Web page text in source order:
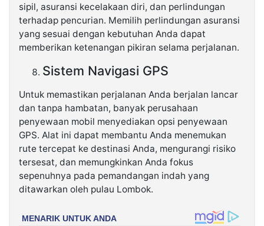
sipil, asuransi kecelakaan diri, dan perlindungan
terhadap pencurian. Memilih perlindungan asuransi
yang sesuai dengan kebutuhan Anda dapat
memberikan ketenangan pikiran selama perjalanan.
Sistem Navigasi GPS
Untuk memastikan perjalanan Anda berjalan lancar
dan tanpa hambatan, banyak perusahaan
penyewaan mobil menyediakan opsi penyewaan
GPS. Alat ini dapat membantu Anda menemukan
rute tercepat ke destinasi Anda, mengurangi risiko
tersesat, dan memungkinkan Anda fokus
sepenuhnya pada pemandangan indah yang
ditawarkan oleh pulau Lombok.